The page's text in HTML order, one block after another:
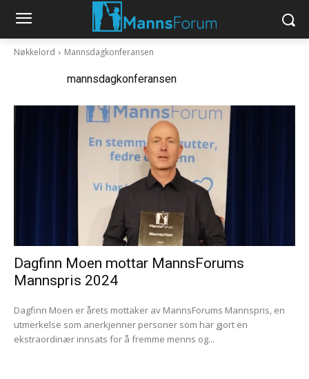
Nøkkelord Mannsdagkonferansen
mannsdagkonferansen
Dagfinn Moen mottar MannsForums
Mannspris 2024
Dagfinn Moen er årets mottaker av MannsForums Mannspris, en
utmerkelse som anerkjenner personer som har gjort en
ekstraordinær innsats for å fremme menns og...